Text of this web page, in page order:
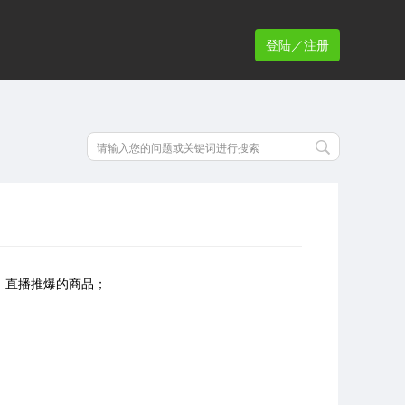
登陆／注册
播推爆的商品；